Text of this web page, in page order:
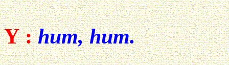
Y : hum, hum.